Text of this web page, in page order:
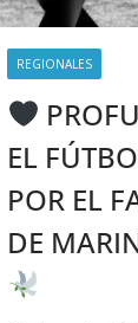
REGIONALES
EL
POR EL
DE